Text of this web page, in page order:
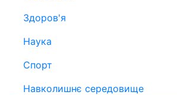
Здоров'я
Наука
Спорт
Навколишнє середовище